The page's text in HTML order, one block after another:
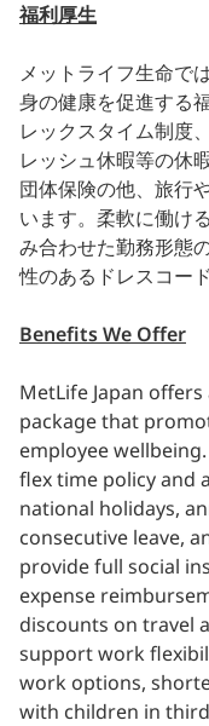
福利厚生
メットライフ生命で
身の健康を促進する
レックスタイム制度
レッシュ休暇等の休
団体保険の他、旅行
います。柔軟に働け
み合わせた勤務形態
性のあるドレスコー
Benefits We Offer
MetLife Japan
package that
employee
flex time policy and
national holidays,
consecutive leave,
provide full social
expense
discounts on travel
support work
work options,
with children in